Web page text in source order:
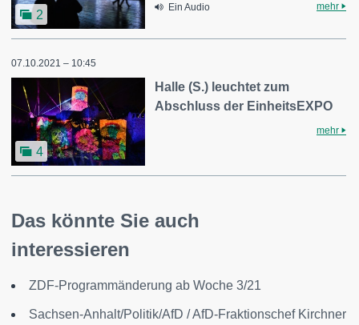
2
Ein Audio mehr
07.10.2021 – 10:45
4
Halle (S.) leuchtet zum
Abschluss der EinheitsEXPO
mehr
Das könnte Sie auch
interessieren
ZDF-Programmänderung ab Woche 3/21
Sachsen-Anhalt/Politik/AfD / AfD-Fraktionschef Kirchner